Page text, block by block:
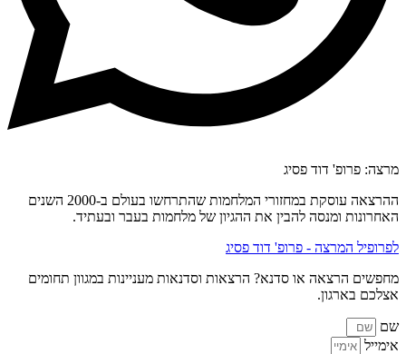
מרצה: פרופ' דוד פסיג
ההרצאה עוסקת במחזורי המלחמות שהתרחשו בעולם ב-2000 השנים
האחרונות ומנסה להבין את ההגיון של מלחמות בעבר ובעתיד.
לפרופיל המרצה - פרופ' דוד פסיג
מחפשים הרצאה או סדנא? הרצאות וסדנאות מעניינות במגוון תחומים
אצלכם בארגון.
שם
אימייל